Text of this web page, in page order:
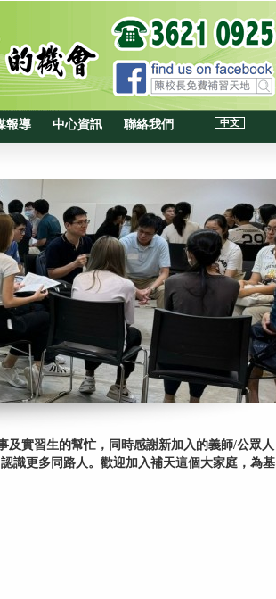
中文
報導 中心資訊 聯絡我們
實習生的幫忙，同時感謝新加入的義師/公眾人
識更多同路人。歡迎加入補天這個大家庭，為基